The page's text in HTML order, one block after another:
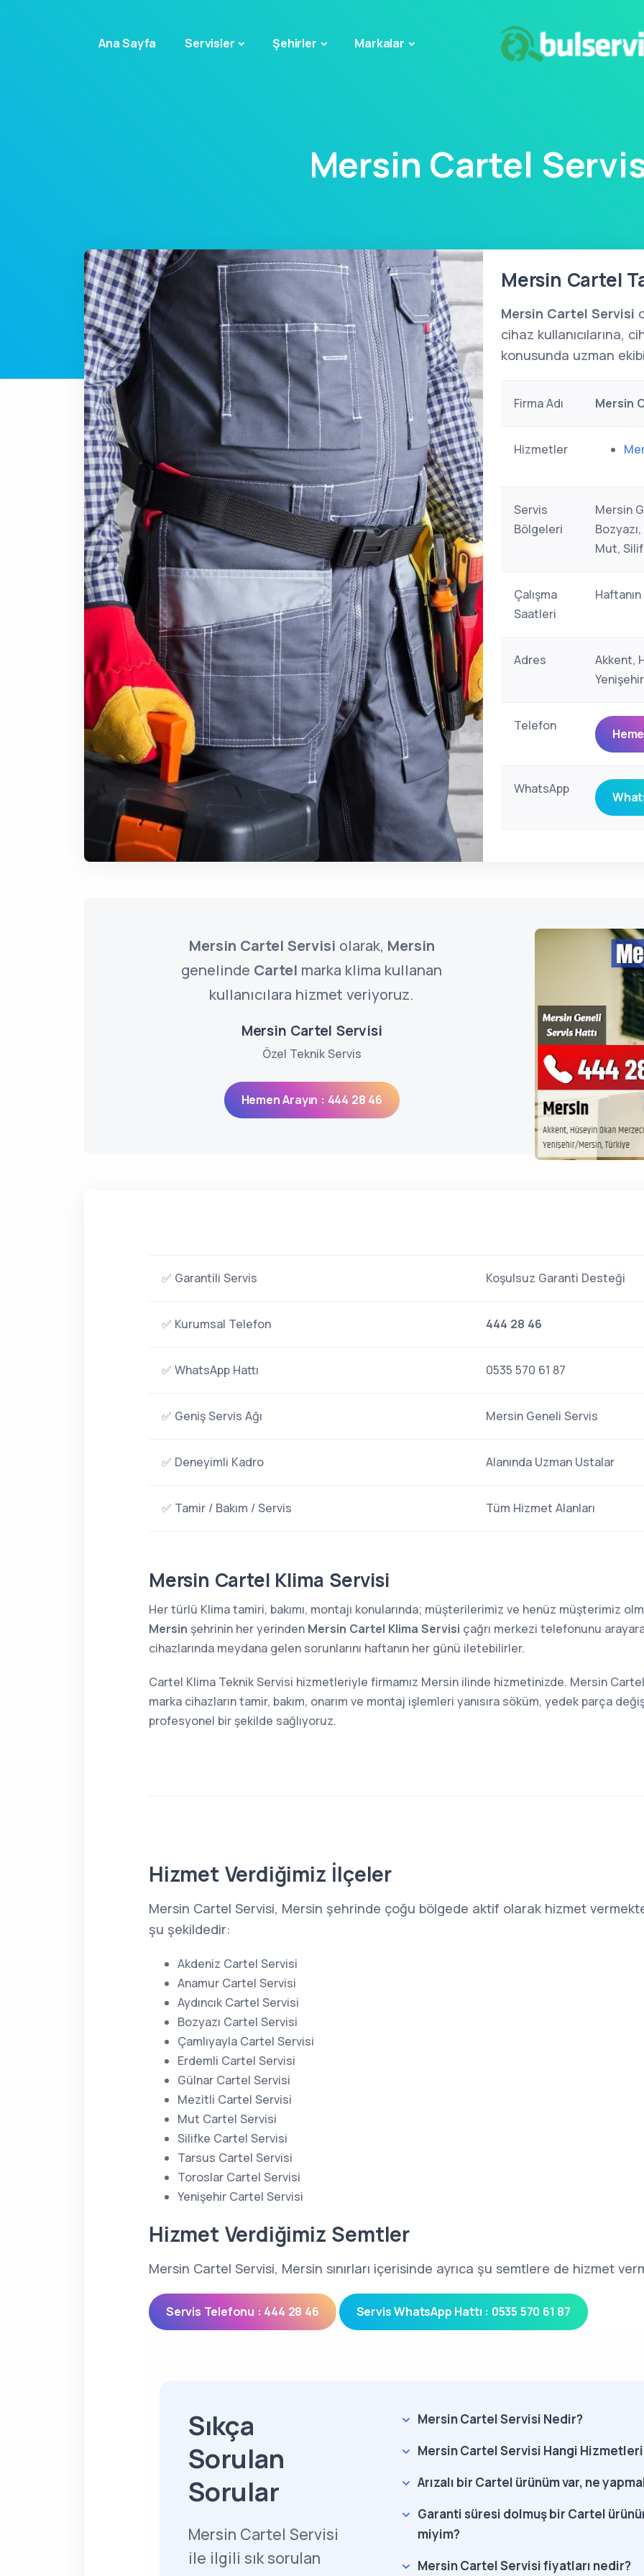
Ana Sayfa Servisler Şehirler Markalar
Mersin Cartel
Mersin Cartel
Mersin Cartel Servisi
cihaz kullanıcılarına,
konusunda uzman
Firma Adı Mersin
Hizmetler
Servis
Bölgeleri
Mersin
Mut,
Çalışma
Saatleri
Adres
Akkent,
Telefon
WhatsApp
Mersin Cartel Servisi olarak, Mersin
genelinde Cartel marka klima kullanan
kullanıcılara hizmet veriyoruz.
Mersin Cartel Servisi
Özel Teknik Servis
Hemen Arayın : 444 28 46
✅ Garantili Servis Koşulsuz Garanti Desteği
✅ Kurumsal Telefon 444 28 46
✅ WhatsApp Hattı 0535 570 61 87
✅ Geniş Servis Ağı Mersin Geneli Servis
✅ Deneyimli Kadro Alanında Uzman Ustalar
✅ Tamir / Bakım / Servis Tüm Hizmet Alanları
Mersin Cartel Klima Servisi
Her türlü Klima tamiri, bakımı, montajı konularında; müşterilerimiz ve henüz müşterimiz
Mersin şehrinin her yerinden Mersin Cartel Klima Servisi çağrı merkezi telefonunu
cihazlarında meydana gelen sorunlarını haftanın her günü iletebilirler.
Cartel Klima Teknik Servisi hizmetleriyle firmamız Mersin ilinde hizmetinizde. Mersin
marka cihazların tamir, bakım, onarım ve montaj işlemleri yanısıra söküm, yedek parça
profesyonel bir şekilde sağlıyoruz.
Hizmet Verdiğimiz İlçeler
Mersin Cartel Servisi, Mersin şehrinde çoğu bölgede aktif olarak hizmet
şu şekildedir:
Akdeniz Cartel Servisi
Anamur Cartel Servisi
Aydıncık Cartel Servisi
Bozyazı Cartel Servisi
Çamlıyayla Cartel Servisi
Erdemli Cartel Servisi
Gülnar Cartel Servisi
Mezitli Cartel Servisi
Mut Cartel Servisi
Silifke Cartel Servisi
Tarsus Cartel Servisi
Toroslar Cartel Servisi
Yenişehir Cartel Servisi
Hizmet Verdiğimiz Semtler
Mersin Cartel Servisi, Mersin sınırları içerisinde ayrıca şu semtlere de hizmet
Servis Telefonu : 444 28 46 Servis WhatsApp Hattı : 0535 570 61 87
Sıkça
Sorulan
Sorular
Mersin Cartel Servisi
ile ilgili sık sorulan
Mersin Cartel Servisi Nedir?
Mersin Cartel Servisi Hangi Hizmetleri
Arızalı bir Cartel ürünüm var, ne
Garanti süresi dolmuş bir Cartel
miyim?
Mersin Cartel Servisi fiyatları nedir?